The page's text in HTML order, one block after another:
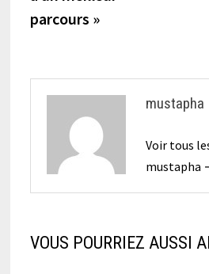
parcours »
mustapha
Voir tous
mustapha
VOUS POURRIEZ AUSSI